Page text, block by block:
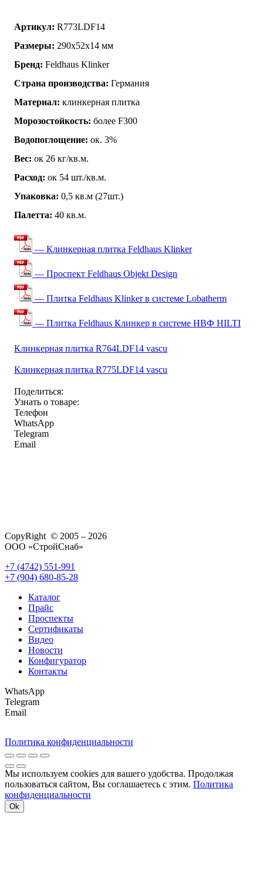
Артикул: R773LDF14
Размеры: 290x52x14 мм
Бренд: Feldhaus Klinker
Страна производства: Германия
Материал: клинкерная плитка
Морозостойкость: более F300
Водопоглощение: ок. 3%
Вес: ок 26 кг/кв.м.
Расход: ок 54 шт./кв.м.
Упаковка: 0,5 кв.м (27шт.)
Палетта: 40 кв.м.
— Клинкерная плитка Feldhaus Klinker
— Проспект Feldhaus Objekt Design
— Плитка Feldhaus Klinker в системе Lobatherm
— Плитка Feldhaus Клинкер в системе НВФ HILTI
Клинкерная плитка R764LDF14 vascu
Клинкерная плитка R775LDF14 vascu
Поделиться:
Узнать о товаре:
Телефон
WhatsApp
Telegram
Email
CopyRight © 2005 – 2026
ООО «СтройСнаб»
+7 (4742) 551-991
+7 (904) 680-85-28
Каталог
Прайс
Проспекты
Сертификаты
Видео
Новости
Конфигуратор
Контакты
WhatsApp
Telegram
Email
Политика конфиденциальности
Мы используем cookies для вашего удобства. Продолжая
пользоваться сайтом, Вы соглашаетесь с этим. Политика
конфиденциальности
Ok